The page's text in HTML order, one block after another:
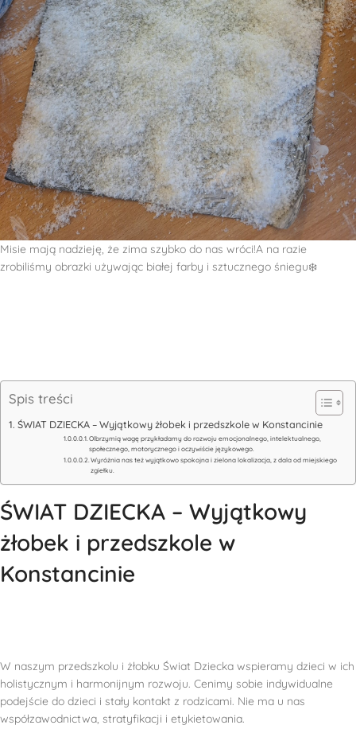
Misie mają nadzieję, że zima szybko do nas wróci!A na razie
zrobiliśmy obrazki używając białej farby i sztucznego śniegu❄️
Spis treści
ŚWIAT DZIECKA – Wyjątkowy żłobek i przedszkole w Konstancinie
Olbrzymią wagę przykładamy do rozwoju emocjonalnego, intelektualnego,
społecznego, motorycznego i oczywiście językowego.
Wyróżnia nas też wyjątkowo spokojna i zielona lokalizacja, z dala od miejskiego
zgiełku.
ŚWIAT DZIECKA – Wyjątkowy
żłobek i przedszkole w
Konstancinie
W naszym przedszkolu i żłobku Świat Dziecka wspieramy dzieci w ich
holistycznym i harmonijnym rozwoju. Cenimy sobie indywidualne
podejście do dzieci i stały kontakt z rodzicami. Nie ma u nas
współzawodnictwa, stratyfikacji i etykietowania.